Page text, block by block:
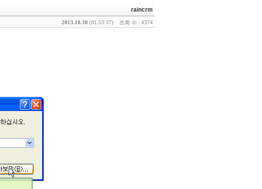
raincrm
조회 수 : 4374
2013.10.30 (01:53:37)